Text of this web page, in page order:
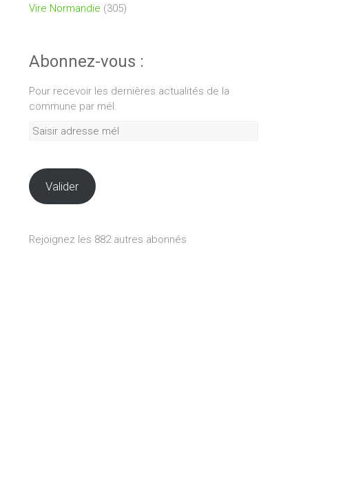
Vire Normandie (305)
Abonnez-vous :
Pour recevoir les dernières actualités de la
commune par mél.
Saisir
Valider
Rejoignez les 882 autres abonnés